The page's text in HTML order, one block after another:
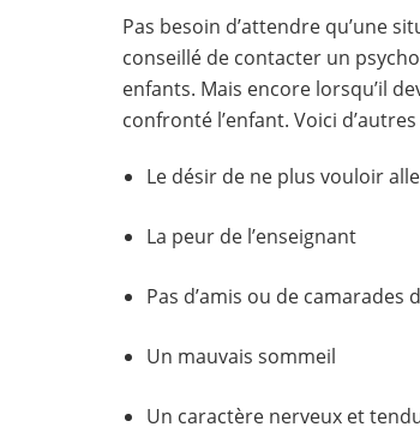
Pas besoin d’attendre qu’une
conseillé de contacter un
enfants. Mais encore lorsqu’il
confronté l’enfant. Voici
Le désir de ne plus vouloir
La peur de l’enseignant
Pas d’amis ou de camarades
Un mauvais sommeil
Un caractère nerveux et